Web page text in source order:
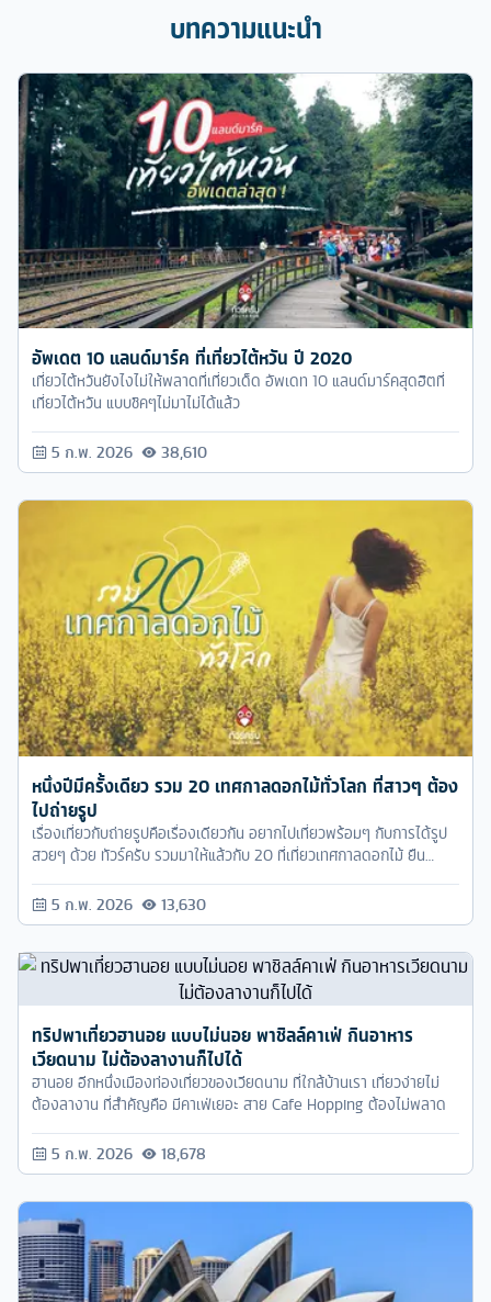
บทความแนะนำ
อัพเดต 10 แลนด์มาร์ค ที่เที่ยวไต้หวัน ปี 2020
เที่ยวไต้หวันยังไงไม่ให้พลาดที่เที่ยวเด็ด อัพเดท 10 แลนด์มาร์คสุดฮิตที่
เที่ยวไต้หวัน แบบชิคๆไม่มาไม่ได้แล้ว
5 ก.พ. 2026 38,610
หนึ่งปีมีครั้งเดียว รวม 20 เทศกาลดอกไม้ทั่วโลก ที่สาวๆ ต้อง
ไปถ่ายรูป
เรื่องเที่ยวกับถ่ายรูปคือเรื่องเดียวกัน อยากไปเที่ยวพร้อมๆ กับการได้รูป
สวยๆ ด้วย ทัวร์ครับ รวมมาให้แล้วกับ 20 ที่เที่ยวเทศกาลดอกไม้ ยืน
ทลาย5 ก.พ. 2026 13,630
ทริปพาเที่ยวฮานอย แบบไม่นอย พาชิลล์คาเฟ่ กินอาหาร
เวียดนาม ไม่ต้องลางานก็ไปได้
ฮานอย อีกหนึ่งเมืองท่องเที่ยวของเวียดนาม ที่ใกล้บ้านเรา เที่ยวง่ายไม่
ต้องลางาน ที่สำคัญคือ มีคาเฟ่เยอะ สาย Cafe Hopping ต้องไม่พลาด
5 ก.พ. 2026 18,678